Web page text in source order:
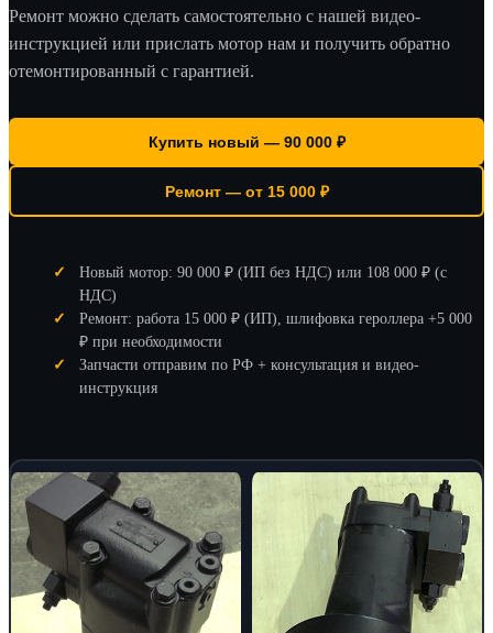
Ремонт можно сделать самостоятельно с нашей видео-
инструкцией или прислать мотор нам и получить обратно
отемонтированный с гарантией.
Купить новый — 90 000 ₽
Ремонт — от 15 000 ₽
Новый мотор: 90 000 ₽ (ИП без НДС) или 108 000 ₽ (с
НДС)
Ремонт: работа 15 000 ₽ (ИП), шлифовка героллера +5 000
₽ при необходимости
Запчасти отправим по РФ + консультация и видео-
инструкция